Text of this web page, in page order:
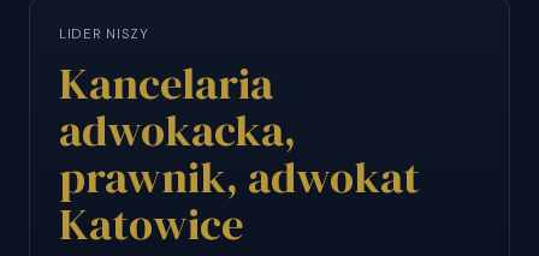
LIDER NISZY
Kancelaria
adwokacka,
prawnik, adwokat
Katowice